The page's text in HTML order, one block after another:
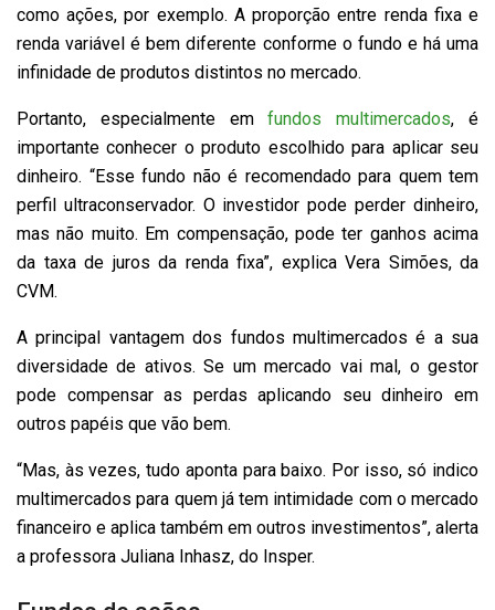
como ações, por exemplo. A proporção entre renda fixa e
renda variável é bem diferente conforme o fundo e há uma
infinidade de produtos distintos no mercado.
Portanto, especialmente emfundos multimercados, é
importante conhecer o produto escolhido para aplicar seu
dinheiro. “Esse fundo não é recomendado para quem tem
perfil ultraconservador. O investidor pode perder dinheiro,
mas não muito. Em compensação, pode ter ganhos acima
da taxa de juros da renda fixa”, explica Vera Simões, da
CVM.
A principal vantagem dos fundos multimercados é a sua
diversidade de ativos. Se um mercado vai mal, o gestor
pode compensar as perdas aplicando seu dinheiro em
outros papéis que vão bem.
“Mas, às vezes, tudo aponta para baixo. Por isso, só indico
multimercados para quem já tem intimidade com o mercado
financeiro e aplica também em outros investimentos”, alerta
a professora Juliana Inhasz, do Insper.